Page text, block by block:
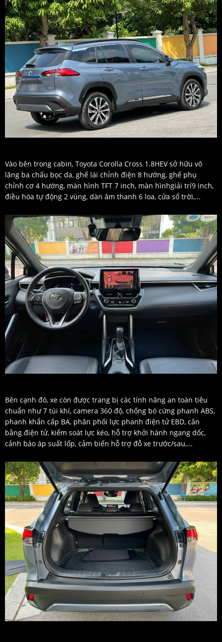
Vào bên trong cabin, Toyota Corolla Cross 1.8HEV sở hữu vô
lăng ba chấu bọc da, ghế lái chỉnh điện 8 hướng, ghế phụ
chỉnh cơ 4 hướng, màn hình TFT 7 inch, màn hìnhgiải trí9 inch,
điều hòa tự động 2 vùng, dàn âm thanh 6 loa, cửa sổ trời,...
Bên cạnh đó, xe còn được trang bị các tính năng an toàn tiêu
chuẩn như 7 túi khí, camera 360 độ, chống bó cứng phanh ABS,
phanh khẩn cấp BA, phân phối lực phanh điện tử EBD, cân
bằng điện tử, kiểm soát lực kéo, hỗ trợ khởi hành ngang dốc,
cảnh báo áp suất lốp, cảm biến hỗ trợ đỗ xe trước/sau,...